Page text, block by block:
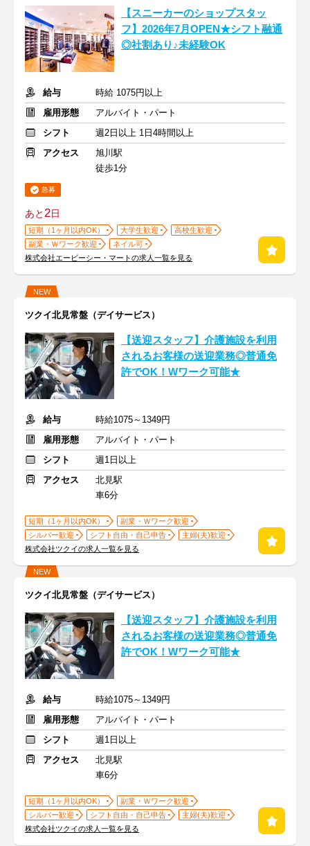
【スニーカーのショップスタッ
フ】2026年7月OPEN★シフト融通
◎社割あり♪未経験OK
給与
時給 1075円以上
雇用形態
アルバイト・パート
シフト
週2日以上 1日4時間以上
アクセス
旭川駅
徒歩1分
急募
あと2日
短期（1ヶ月以内OK） 大学生歓迎
高校生歓迎
副業・Ｗワーク歓迎
ネイル可
株式会社エービーシー・マートの求人一覧を見る
NEW
ツクイ北見常盤（デイサービス）
【送迎スタッフ】介護施設を利用
されるお客様の送迎業務◎普通免
許でOK！Wワーク可能★
給与
時給1075～1349円
雇用形態
アルバイト・パート
シフト
週1日以上
アクセス
北見駅
車6分
短期（1ヶ月以内OK）
副業・Ｗワーク歓迎
シルバー歓迎
シフト自由・自己申告
主婦(夫)歓迎
株式会社ツクイの求人一覧を見る
NEW
ツクイ北見常盤（デイサービス）
【送迎スタッフ】介護施設を利用
されるお客様の送迎業務◎普通免
許でOK！Wワーク可能★
給与
時給1075～1349円
雇用形態
アルバイト・パート
シフト
週1日以上
アクセス
北見駅
車6分
短期（1ヶ月以内OK）
副業・Ｗワーク歓迎
シルバー歓迎
シフト自由・自己申告
主婦(夫)歓迎
株式会社ツクイの求人一覧を見る